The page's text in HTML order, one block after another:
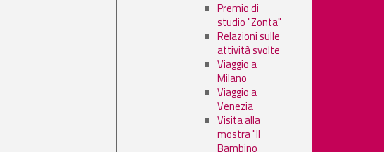
Premio di
studio "Zonta"
Relazioni sulle
attività svolte
Viaggio a
Milano
Viaggio a
Venezia
Visita alla
mostra "Il
Bambino